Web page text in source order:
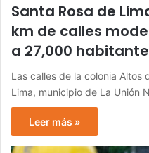
Santa Rosa de
km de calles
a 27,000
Las calles de la colonia Altos
Lima, municipio de La Unión
Leer más »